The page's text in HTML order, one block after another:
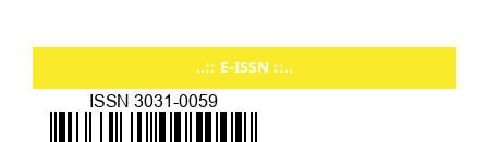
..:: E-ISSN ::..